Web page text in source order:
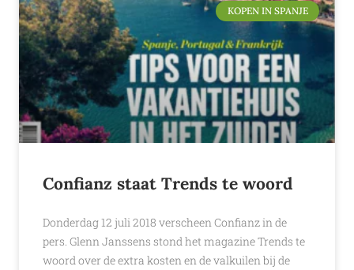
KOPEN IN SPANJE
Confianz staat Trends te woord
Donderdag 12 juli 2018 verscheen Confianz in de
pers. Glenn Janssens stond het magazine Trends te
woord over de extra kosten en de valkuilen bij de